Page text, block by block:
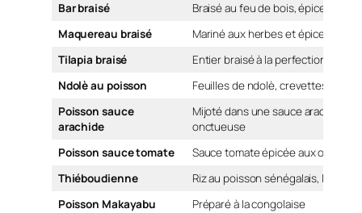
Bar braisé
Braisé au feu de bois, épices
Maquereau braisé
Mariné aux herbes et épices
Tilapia braisé
Entier braisé à la perfection
Ndolè au poisson
Feuilles de ndolè, crevettes et
Poisson sauce
arachide
Mijoté dans une sauce arachide
onctueuse
Poisson sauce tomate
Sauce tomate épicée aux oignons
Thiéboudienne
Riz au poisson sénégalais,
Poisson Makayabu
Préparé à la congolaise